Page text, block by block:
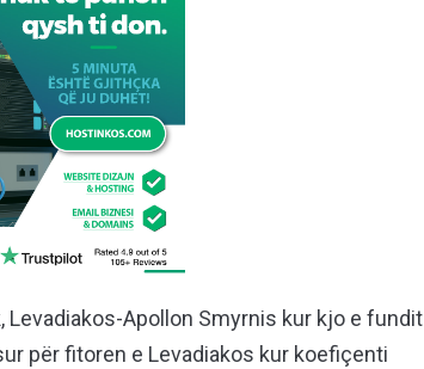
Apollon Smyrnis kur kjo e fundit
për fitoren e Levadiakos kur koefiçenti